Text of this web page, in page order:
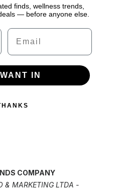
finds, wellness trends,
— before anyone else.
Email
IN
COMPANY
& MARKETING LTDA -